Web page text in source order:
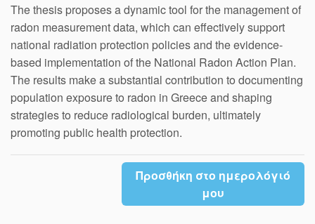
The thesis proposes a dynamic tool for the management of
radon measurement data, which can effectively support
national radiation protection policies and the evidence-
based implementation of the National Radon Action Plan.
The results make a substantial contribution to documenting
population exposure to radon in Greece and shaping
strategies to reduce radiological burden, ultimately
promoting public health protection.
Προσθήκη στο ημερολόγιό
μου